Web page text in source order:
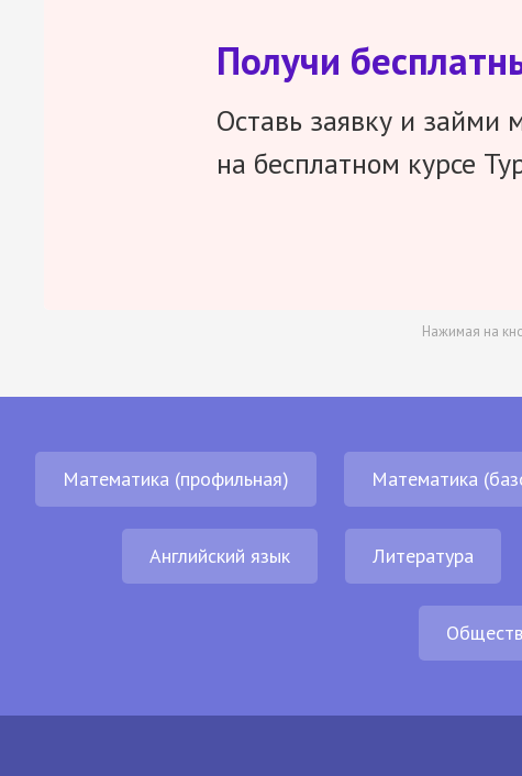
Получи
Оставь заявку и займи
на бесплатном курсе
Нажимая на
Математика (профильная) Математика
Английский язык Литература